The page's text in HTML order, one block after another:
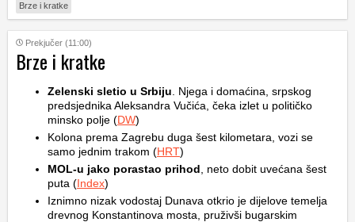
Brze i kratke
Prekjučer (11:00)
Brze i kratke
Zelenski sletio u Srbiju . Njega i domaćina, srpskog
predsjednika Aleksandra Vučića, čeka izlet u političko
minsko polje (DW)
Kolona prema Zagrebu duga šest kilometara, vozi se
samo jednim trakom (HRT)
MOL-u jako porastao prihod , neto dobit uvećana šest
puta (Index)
Iznimno nizak vodostaj Dunava otkrio je dijelove temelja
drevnog Konstantinova mosta, pruživši bugarskim